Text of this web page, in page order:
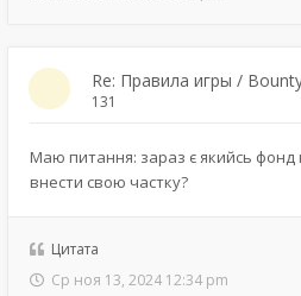
Re: Правила игры /
131
Маю питання: зараз є якийсь фонд
внести свою частку?
Цитата
Ср ноя 13, 2024 12:34 pm